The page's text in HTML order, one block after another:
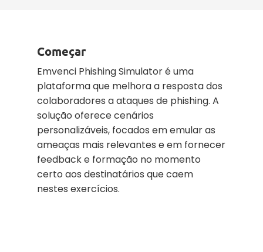
Começar
Emvenci Phishing Simulator é uma
plataforma que melhora a resposta dos
colaboradores a ataques de phishing. A
solução oferece cenários
personalizáveis, focados em emular as
ameaças mais relevantes e em fornecer
feedback e formação no momento
certo aos destinatários que caem
nestes exercícios.